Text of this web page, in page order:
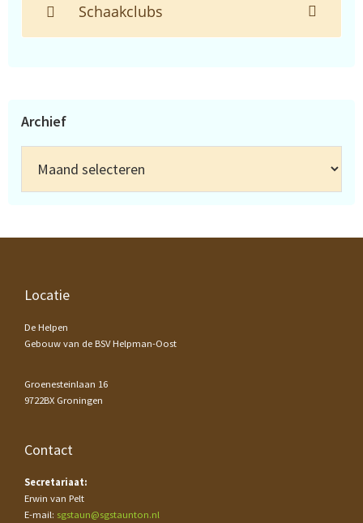
Schaakclubs
Archief
Footer
Locatie
De Helpen
Gebouw van de BSV Helpman-Oost
Groenesteinlaan 16
9722BX Groningen
Contact
Secretariaat:
Erwin van Pelt
E-mail: sgstaun@sgstaunton.nl